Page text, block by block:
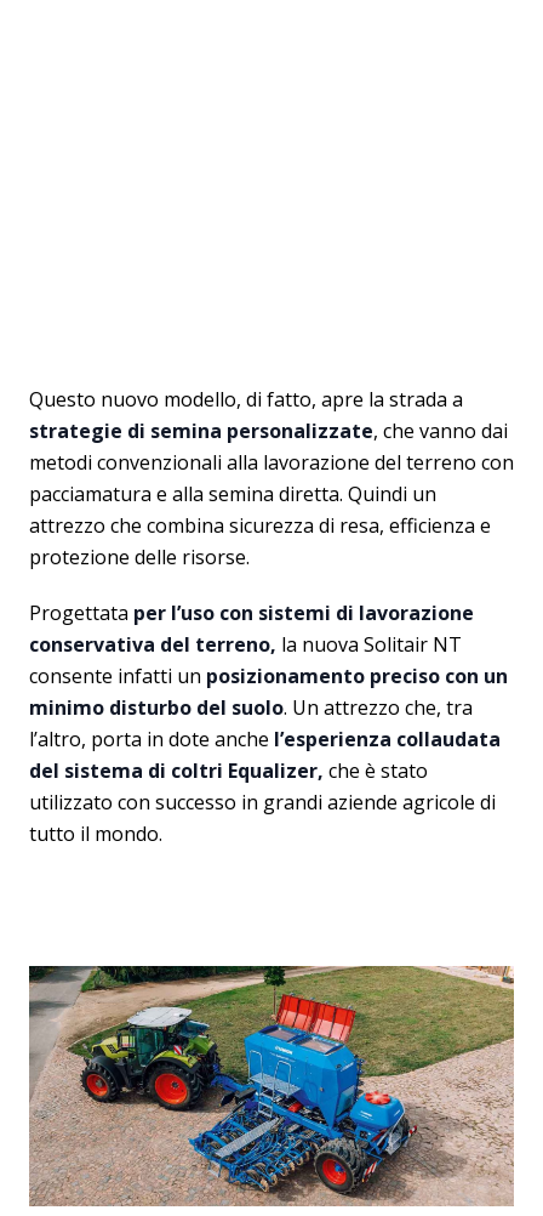
Questo nuovo modello, di fatto, apre la strada a
strategie di semina personalizzate, che vanno dai
metodi convenzionali alla lavorazione del terreno con
pacciamatura e alla semina diretta. Quindi un
attrezzo che combina sicurezza di resa, efficienza e
protezione delle risorse.
Progettata per l’uso con sistemi di lavorazione
conservativa del terreno, la nuova Solitair NT
consente infatti un posizionamento preciso con un
minimo disturbo del suolo. Un attrezzo che, tra
l’altro, porta in dote anche l’esperienza collaudata
del sistema di coltri Equalizer, che è stato
utilizzato con successo in grandi aziende agricole di
tutto il mondo.